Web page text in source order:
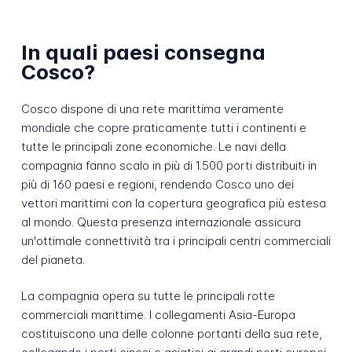
In quali paesi consegna
Cosco?
Cosco dispone di una rete marittima veramente
mondiale che copre praticamente tutti i continenti e
tutte le principali zone economiche. Le navi della
compagnia fanno scalo in più di 1.500 porti distribuiti in
più di 160 paesi e regioni, rendendo Cosco uno dei
vettori marittimi con la copertura geografica più estesa
al mondo. Questa presenza internazionale assicura
un'ottimale connettività tra i principali centri commerciali
del pianeta.
La compagnia opera su tutte le principali rotte
commerciali marittime. I collegamenti Asia-Europa
costituiscono una delle colonne portanti della sua rete,